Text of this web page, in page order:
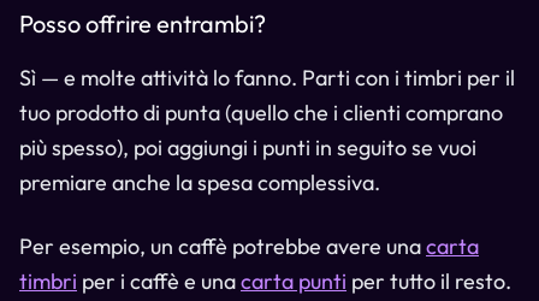
Posso offrire entrambi?
Sì — e molte attività lo fanno. Parti con i timbri per il
tuo prodotto di punta (quello che i clienti comprano
più spesso), poi aggiungi i punti in seguito se vuoi
premiare anche la spesa complessiva.
Per esempio, un caffè potrebbe avere unacarta
timbri per i caffè e unacarta punti per tutto il resto.